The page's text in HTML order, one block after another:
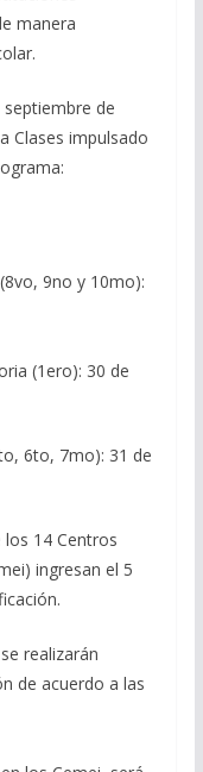
manera
de
Clases impulsado
9no y 10mo):
(1ero): 30 de
6to, 7mo): 31 de
los 14 Centros
ingresan el 5
realizarán
de acuerdo a las